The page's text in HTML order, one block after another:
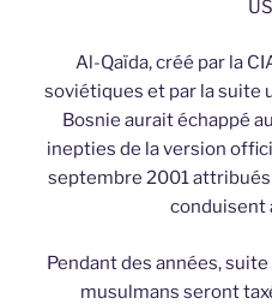
Al-Qaïda, créé par la
soviétiques et par la suite
Bosnie aurait échappé
inepties de la version
septembre 2001
conduisent
Pendant des années,
musulmans seront